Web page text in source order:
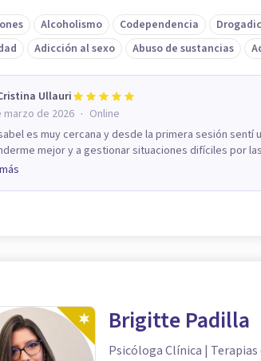
Alcoholismo Codependencia
Adicción al sexo Abuso de sustancias
Ullauri
marzo de 2026 · Online
es muy cercana y desde la primera sesión sentí
mejor y a gestionar situaciones difíciles por
Brigitte Padilla
Psicóloga Clínica |